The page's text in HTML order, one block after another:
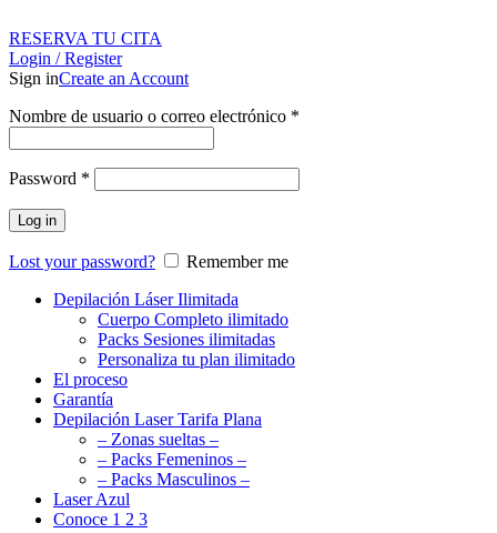
RESERVA TU CITA
Login / Register
Sign inCreate an Account
Nombre de usuario o correo electrónico *
Password *
Log in
Lost your password?
Remember me
Depilación Láser Ilimitada
Cuerpo Completo ilimitado
Packs Sesiones ilimitadas
Personaliza tu plan ilimitado
El proceso
Garantía
Depilación Laser Tarifa Plana
– Zonas sueltas –
– Packs Femeninos –
– Packs Masculinos –
Laser Azul
Conoce 1 2 3